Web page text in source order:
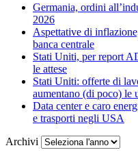
Germania, ordini
2026
Aspettative di
banca centrale
Stati Uniti, per report
le attese
Stati Uniti: offerte di
aumentano (di poco) le
Data center e caro
e trasporti negli USA
Archivi